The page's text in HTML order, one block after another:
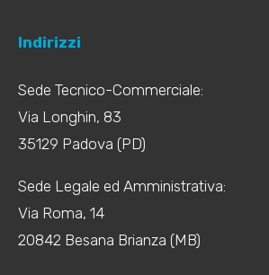
Indirizzi
Sede Tecnico-Commerciale:
Via Longhin, 83
35129 Padova (PD)
Sede Legale ed Amministrativa:
Via Roma, 14
20842 Besana Brianza (MB)